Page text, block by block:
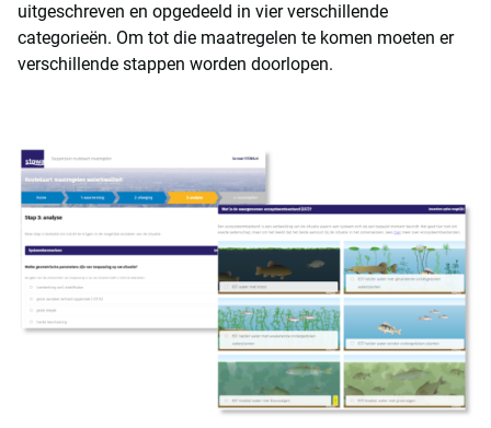
uitgeschreven en opgedeeld in vier verschillende
categorieën. Om tot die maatregelen te komen moeten er
verschillende stappen worden doorlopen.